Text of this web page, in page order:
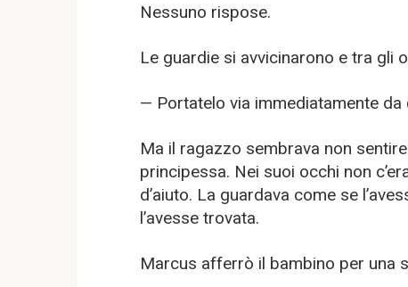
Nessuno rispose.
Le guardie si avvicinarono e tra gli
— Portatelo via immediatamente
Ma il ragazzo sembrava non
principessa. Nei suoi occhi non
d’aiuto. La guardava come se
l’avesse trovata.
Marcus afferrò il bambino per una